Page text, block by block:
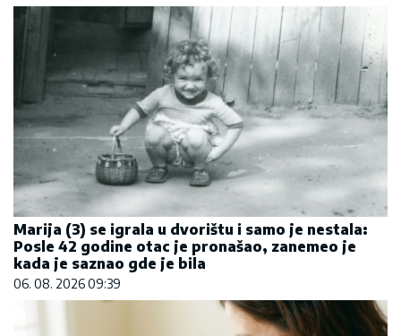
Marija (3) se igrala u dvorištu i samo je nestala:
Posle 42 godine otac je pronašao, zanemeo je
kada je saznao gde je bila
06. 08. 2026 09:39